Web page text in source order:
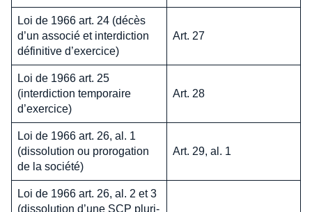
Loi de 1966 art. 24 (décès
d’un associé et interdiction
définitive d’exercice)
Art. 27
Loi de 1966 art. 25
(interdiction temporaire
d’exercice)
Art. 28
Loi de 1966 art. 26, al. 1
(dissolution ou prorogation
de la société)
Art. 29, al. 1
Loi de 1966 art. 26, al. 2 et 3
(dissolution d’une SCP pluri-